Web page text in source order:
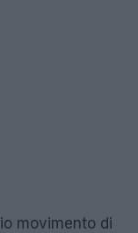
movimento di